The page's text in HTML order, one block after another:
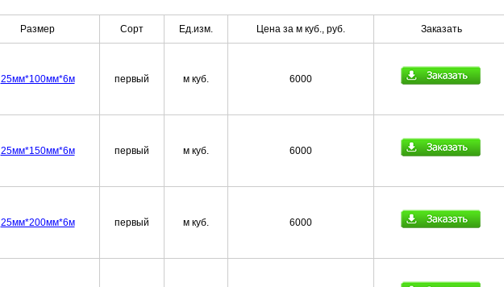
Размер Сорт Ед.изм. Цена за м куб., руб. Заказать
25мм*100мм*6м первый м куб. 6000
25мм*150мм*6м первый м куб. 6000
25мм*200мм*6м первый м куб. 6000